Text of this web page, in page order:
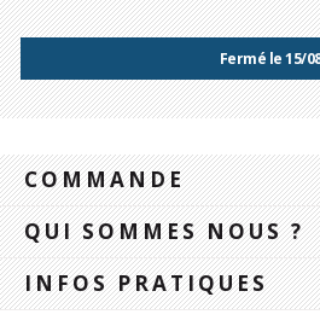
Fermé le 15/
COMMANDE
QUI SOMMES NOUS ?
INFOS PRATIQUES